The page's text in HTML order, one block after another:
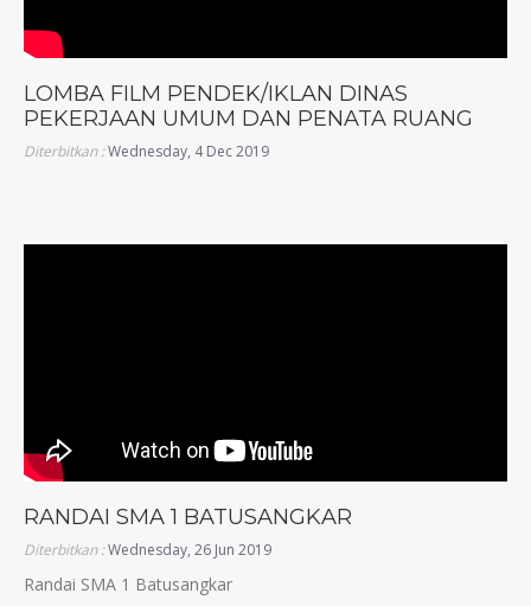
LOMBA FILM PENDEK/IKLAN DINAS
PEKERJAAN UMUM DAN PENATA RUANG
Diterbitkan :Wednesday, 4 Dec 2019
RANDAI SMA 1 BATUSANGKAR
Diterbitkan :Wednesday, 26 Jun 2019
Randai SMA 1 Batusangkar